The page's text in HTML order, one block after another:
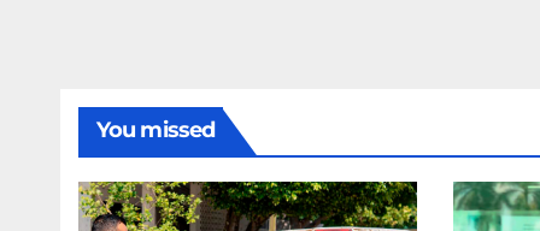
You missed